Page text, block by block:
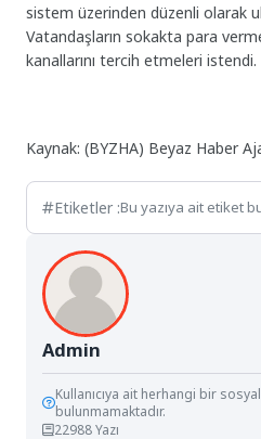
sistem üzerinden düzenli olarak
Vatandaşların sokakta para
kanallarını tercih etmeleri istendi.
Kaynak: (BYZHA) Beyaz Haber
Etiketler :Bu yazıya ait etiket
Admin
Kullanıcıya ait herhangi bir
bulunmamaktadır.
22988 Yazı